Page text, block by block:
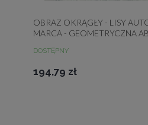
OBRAZ OKRĄGŁY - LISY
MARCA - GEOMETRYCZNA
DOSTĘPNY
194,79 zł